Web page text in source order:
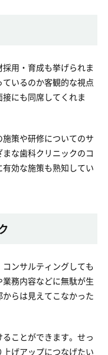
用・育成も挙げられま
いるのか客観的な視点
にも同席してくれま
策や研修についてのサ
な歯科クリニックのコ
効な施策も熟知してい
ンサルティングしても
務内容などに無駄が生
らは見えてこなかった
ことができます。せっ
げアップにつなげたい